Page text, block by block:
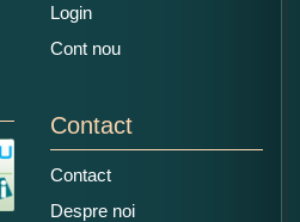
Login
Cont nou
Contact
Contact
Despre noi